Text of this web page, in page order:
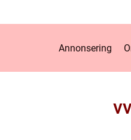
Annonsering